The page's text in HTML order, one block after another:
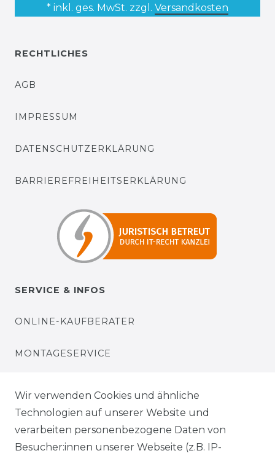
* inkl. ges. MwSt. zzgl. Versandkosten
RECHTLICHES
AGB
IMPRESSUM
DATENSCHUTZERKLÄRUNG
BARRIEREFREIHEITSERKLÄRUNG
SERVICE & INFOS
ONLINE-KAUFBERATER
MONTAGESERVICE
BEZAHLUNG
KLIMA- UND UMWELTSCHUTZ
Wir verwenden Cookies und ähnliche
Technologien auf unserer Website und
verarbeiten personenbezogene Daten von
Besucher:innen unserer Webseite (z.B. IP-